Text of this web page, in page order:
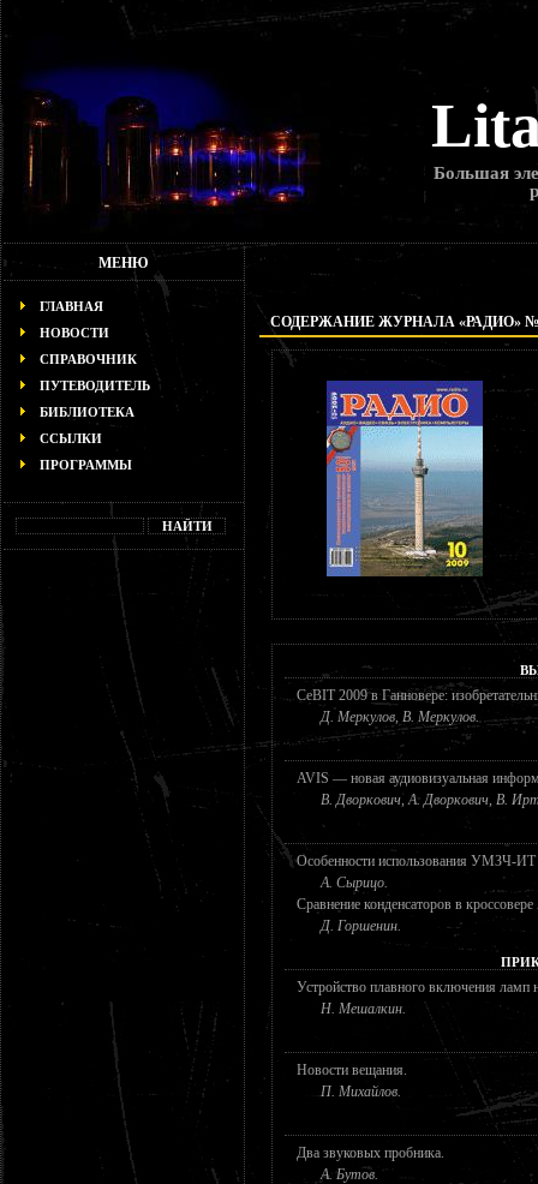
Большая
МЕНЮ
ГЛАВНАЯ
НОВОСТИ
СПРАВОЧНИК
ПУТЕВОДИТЕЛЬ
БИБЛИОТЕКА
ССЫЛКИ
ПРОГРАММЫ
СОДЕРЖАНИЕ ЖУРНАЛА «РАДИО» №
CeBIT 2009 в Ганновере:
Д. Меркулов, В. Меркулов.
AVIS — новая аудиовизуальная
В. Дворкович, А. Дворкович, В.
Особенности использования УМЗЧ-ИТ
А. Сырицо.
Сравнение конденсаторов в
Д. Горшенин.
Устройство плавного включения ламп
Н. Мешалкин.
Новости вещания.
П. Михайлов.
Два звуковых пробника.
А. Бутов.